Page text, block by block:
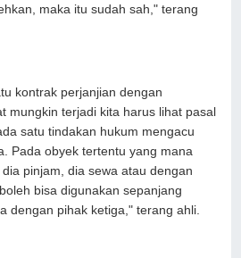
maka itu sudah sah," terang
kontrak perjanjian dengan
mungkin terjadi kita harus lihat pasal
satu tindakan hukum mengacu
Pada obyek tertentu yang mana
pinjam, dia sewa atau dengan
bisa digunakan sepanjang
dengan pihak ketiga," terang ahli.